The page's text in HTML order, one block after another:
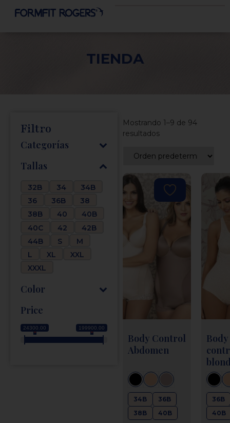
TIENDA
Filtro
Categorías
Tallas
32B 34
34B
36
36B
38
38B
40
40B
40C
42
42B
44B
S
M
L
XL
XXL
XXXL
Color
Price
24300.00 199900.00
Mostrando 1–9 de 94
resultados
Body Control
Abdomen
34B
36B
38B
40B
36B
40B